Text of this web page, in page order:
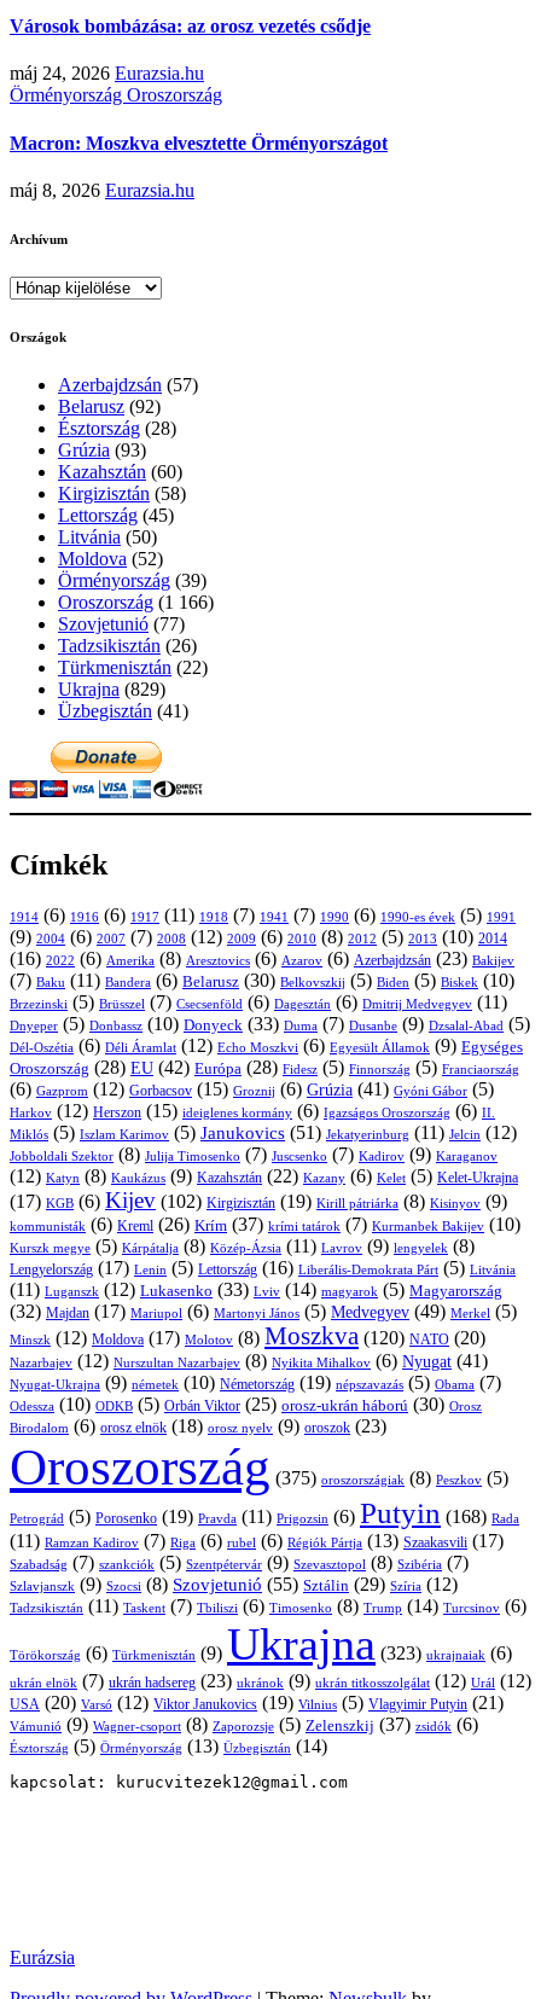
Városok bombázása: az orosz vezetés csődje
máj 24, 2026 Eurazsia.hu
Örményország Oroszország
Macron: Moszkva elvesztette Örményországot
máj 8, 2026 Eurazsia.hu
Archívum
Archívum
Országok
Azerbajdzsán (57)
Belarusz (92)
Észtország (28)
Grúzia (93)
Kazahsztán (60)
Kirgizisztán (58)
Lettország (45)
Litvánia (50)
Moldova (52)
Örményország (39)
Oroszország (1 166)
Szovjetunió (77)
Tadzsikisztán (26)
Türkmenisztán (22)
Ukrajna (829)
Üzbegisztán (41)
Címkék
1914 (6) 1916 (6) 1917 (11) 1918 (7) 1941 (7) 1990 (6) 1990-es évek (5) 1991
(9) 2004 (6) 2007 (7) 2008 (12) 2009 (6) 2010 (8) 2012 (5) 2013 (10) 2014
(16) 2022 (6) Amerika (8) Aresztovics (6) Azarov (6) Azerbajdzsán (23) Bakijev
(7) Baku (11) Bandera (6) Belarusz (30) Belkovszkij (5) Biden (5) Biskek (10)
Brzezinski (5) Brüsszel (7) Csecsenföld (6) Dagesztán (6) Dmitrij Medvegyev (11)
Dnyeper (5) Donbassz (10) Donyeck (33) Duma (7) Dusanbe (9) Dzsalal-Abad (5)
Dél-Oszétia (6) Déli Áramlat (12) Echo Moszkvi (6) Egyesült Államok (9) Egységes
Oroszország (28) EU (42) Európa (28) Fidesz (5) Finnország (5) Franciaország
(6) Gazprom (12) Gorbacsov (15) Groznij (6) Grúzia (41) Gyóni Gábor (5)
Harkov (12) Herszon (15) ideiglenes kormány (6) Igazságos Oroszország (6) II.
Miklós (5) Iszlam Karimov (5) Janukovics (51) Jekatyerinburg (11) Jelcin (12)
Jobboldali Szektor (8) Julija Timosenko (7) Juscsenko (7) Kadirov (9) Karaganov
(12) Katyn (8) Kaukázus (9) Kazahsztán (22) Kazany (6) Kelet (5) Kelet-Ukrajna
(17) KGB (6) Kijev (102) Kirgizisztán (19) Kirill pátriárka (8) Kisinyov (9)
kommunisták (6) Kreml (26) Krím (37) krími tatárok (7) Kurmanbek Bakijev (10)
Kurszk megye (5) Kárpátalja (8) Közép-Ázsia (11) Lavrov (9) lengyelek (8)
Lengyelország (17) Lenin (5) Lettország (16) Liberális-Demokrata Párt (5) Litvánia
(11) Luganszk (12) Lukasenko (33) Lviv (14) magyarok (5) Magyarország
(32) Majdan (17) Mariupol (6) Martonyi János (5) Medvegyev (49) Merkel (5)
Minszk (12) Moldova (17) Molotov (8) Moszkva (120) NATO (20)
Nazarbajev (12) Nurszultan Nazarbajev (8) Nyikita Mihalkov (6) Nyugat (41)
Nyugat-Ukrajna (9) németek (10) Németország (19) népszavazás (5) Obama (7)
Odessza (10) ODKB (5) Orbán Viktor (25) orosz-ukrán háború (30) Orosz
Birodalom (6) orosz elnök (18) orosz nyelv (9) oroszok (23)
Oroszország (375) oroszországiak (8) Peszkov (5)
Petrográd (5) Porosenko (19) Pravda (11) Prigozsin (6) Putyin (168) Rada
(11) Ramzan Kadirov (7) Riga (6) rubel (6) Régiók Pártja (13) Szaakasvili (17)
Szabadság (7) szankciók (5) Szentpétervár (9) Szevasztopol (8) Szibéria (7)
Szlavjanszk (9) Szocsi (8) Szovjetunió (55) Sztálin (29) Szíria (12)
Tadzsikisztán (11) Taskent (7) Tbiliszi (6) Timosenko (8) Trump (14) Turcsinov (6)
Törökország (6) Türkmenisztán (9) Ukrajna (323) ukrajnaiak (6)
ukrán elnök (7) ukrán hadsereg (23) ukránok (9) ukrán titkosszolgálat (12) Urál (12)
USA (20) Varsó (12) Viktor Janukovics (19) Vilnius (5) Vlagyimir Putyin (21)
Vámunió (9) Wagner-csoport (8) Zaporozsje (5) Zelenszkij (37) zsidók (6)
Észtország (5) Örményország (13) Üzbegisztán (14)
kapcsolat: kurucvitezek12@gmail.com
Eurázsia